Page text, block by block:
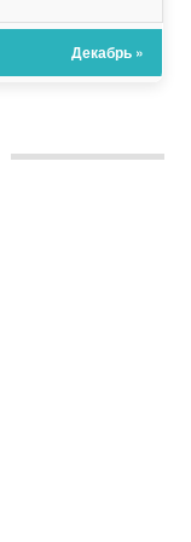
Декабрь »